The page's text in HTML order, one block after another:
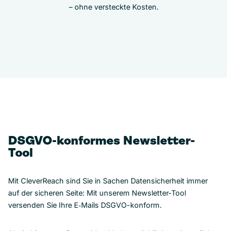
– ohne versteckte Kosten.
DSGVO-konformes Newsletter-
Tool
Mit CleverReach sind Sie in Sachen Datensicherheit immer
auf der sicheren Seite: Mit unserem Newsletter-Tool
versenden Sie Ihre E‑Mails DSGVO-konform.